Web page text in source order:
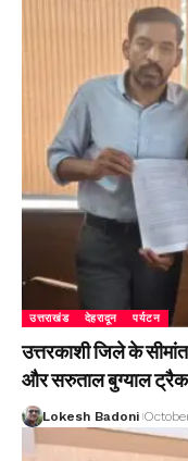
उत्तराखंड देहरादून पर्यटन
उत्तरकाशी जिले के
और सरुताल बुग्याल
Lokesh Badoni